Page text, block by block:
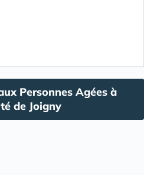
Personnes Agées à
de Joigny